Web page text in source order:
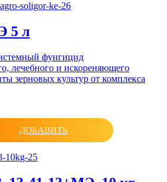
5 л
фунгицид
лечебного и искореняющего
зерновых культур от комплекса
ДОБАВИТЬ